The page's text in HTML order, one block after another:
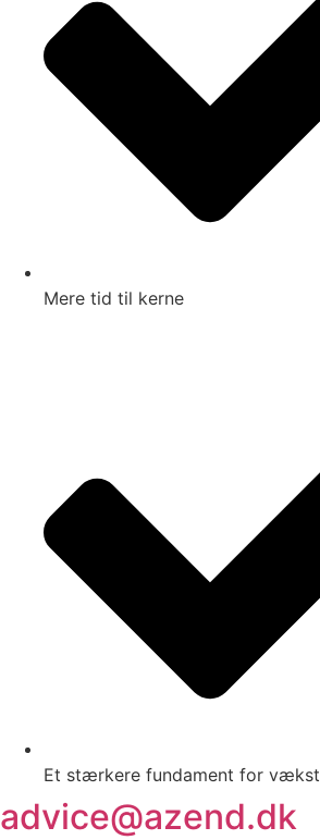
Mere tid til kerne
Et stærkere fundament for vækst
advice@azend.dk